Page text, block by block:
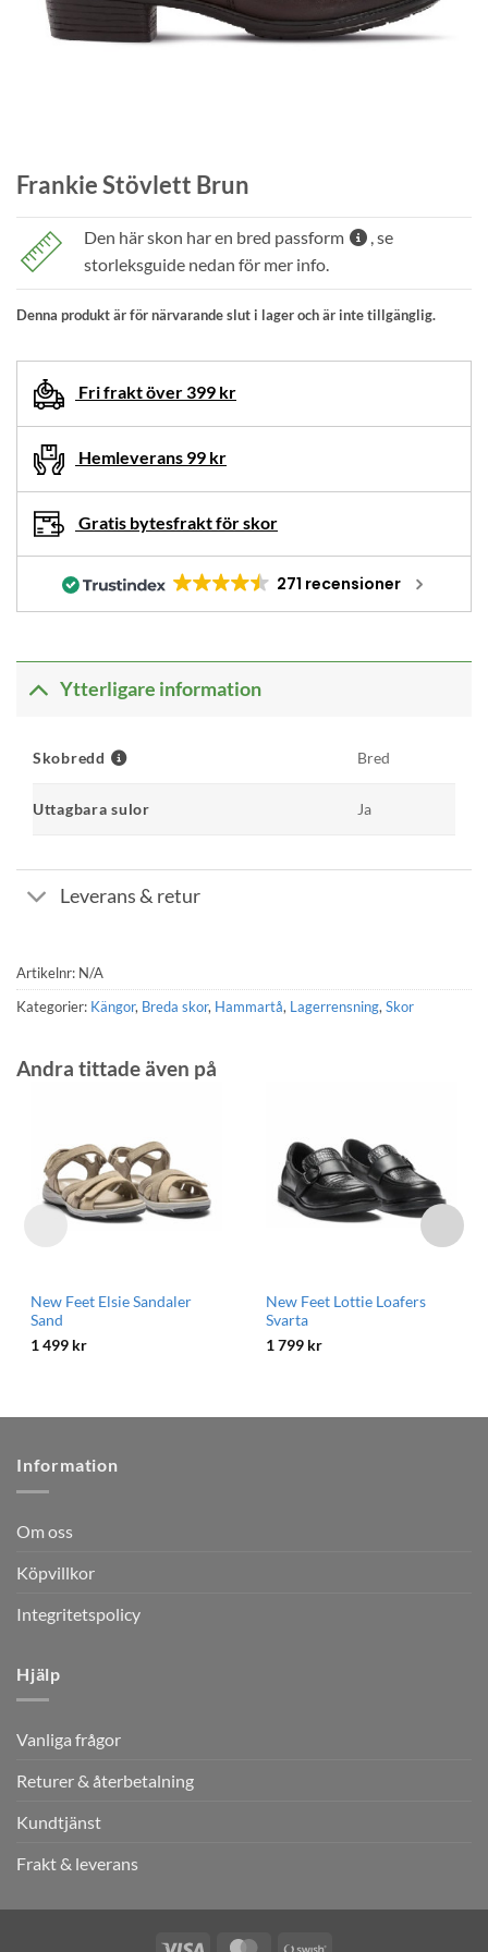
Frankie Stövlett Brun
Den här skon har en bred passform
, se
storleksguide nedan för mer info.
Denna produkt är för närvarande slut i lager och är inte tillgänglig.
Fri frakt över 399 kr
Hemleverans 99 kr
Gratis bytesfrakt för skor
271 recensioner
Ytterligare information
Skobredd Bred
Uttagbara sulor Ja
Leverans & retur
Artikelnr: N/A
Kategorier: Kängor, Breda skor, Hammartå, Lagerrensning, Skor
Andra tittade även på
New Feet Elsie Sandaler
Sand
1 499 kr
New Feet Lottie Loafers
Svarta
1 799 kr
Information
Om oss
Köpvillkor
Integritetspolicy
Hjälp
Vanliga frågor
Returer & återbetalning
Kundtjänst
Frakt & leverans
Visa MasterCard